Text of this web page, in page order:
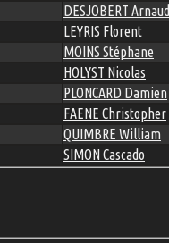
DESJOBERT Arnaud
LEYRIS Florent
MOINS Stéphane
HOLYST Nicolas
PLONCARD Damien
FAENE Christopher
QUIMBRE William
SIMON Cascado